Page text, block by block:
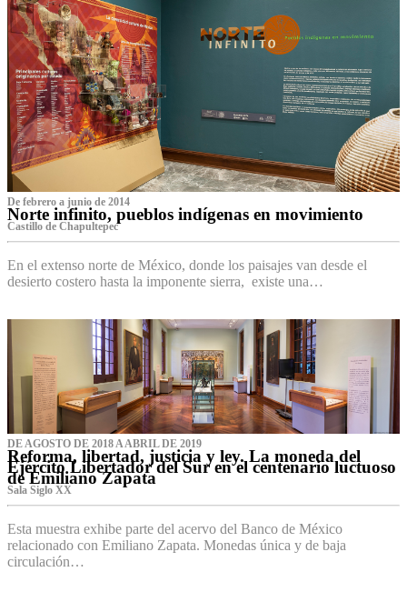
De febrero a junio de 2014
Norte infinito, pueblos indígenas en movimiento
Castillo de Chapultepec
En el extenso norte de México, donde los paisajes van desde el
desierto costero hasta la imponente sierra, existe una…
DE AGOSTO DE 2018 A ABRIL DE 2019
Reforma, libertad, justicia y ley. La moneda del
Ejército Libertador del Sur en el centenario luctuoso
de Emiliano Zapata
Sala Siglo XX
Esta muestra exhibe parte del acervo del Banco de México
relacionado con Emiliano Zapata. Monedas única y de baja
circulación…